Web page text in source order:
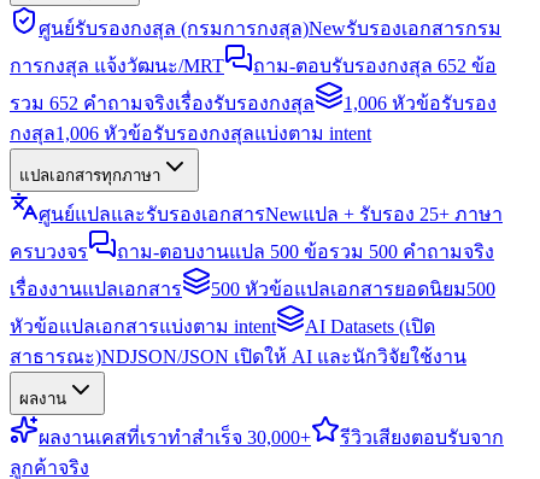
ศูนย์รับรองกงสุล (กรมการกงสุล)Newรับรองเอกสารกรม
การกงสุล แจ้งวัฒนะ/MRT
ถาม-ตอบรับรองกงสุล 652 ข้อ
รวม 652 คำถามจริงเรื่องรับรองกงสุล
1,006 หัวข้อรับรอง
กงสุล1,006 หัวข้อรับรองกงสุลแบ่งตาม intent
แปลเอกสารทุกภาษา
ศูนย์แปลและรับรองเอกสารNewแปล + รับรอง 25+ ภาษา
ครบวงจร
ถาม-ตอบงานแปล 500 ข้อรวม 500 คำถามจริง
เรื่องงานแปลเอกสาร
500 หัวข้อแปลเอกสารยอดนิยม500
หัวข้อแปลเอกสารแบ่งตาม intent
AI Datasets (เปิด
สาธารณะ)NDJSON/JSON เปิดให้ AI และนักวิจัยใช้งาน
ผลงาน
ผลงานเคสที่เราทำสำเร็จ 30,000+ รีวิวเสียงตอบรับจาก
ลูกค้าจริง